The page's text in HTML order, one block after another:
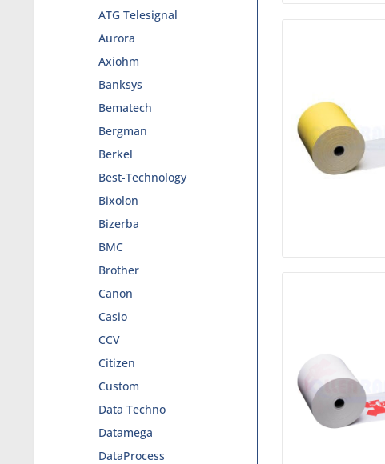
ATG Telesignal
Aurora
Axiohm
Banksys
Bematech
Bergman
Berkel
Best-Technology
Bixolon
Bizerba
BMC
Brother
Canon
Casio
CCV
Citizen
Custom
Data Techno
Datamega
DataProcess